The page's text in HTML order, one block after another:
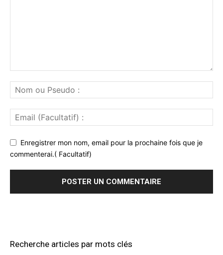
Enregistrer mon nom, email pour la prochaine fois que je
commenterai.( Facultatif)
Recherche articles par mots clés